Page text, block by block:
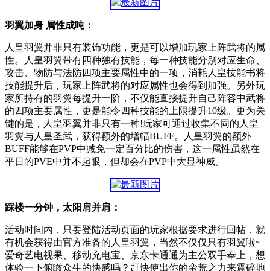
羽翼加身 属性成吨：
人皇羽翼并非只有装饰功能，更是可以增加玩家上阵武将的属
性。人皇羽翼带有四种独有技能，每一种技能分别对应生命、
攻击、物防与法防四项主要属性中的一项，消耗人皇技能书将
技能提升后，玩家上阵武将的对应属性也会得到加强。另外玩
家所持有的羽翼每提升一阶，不仅能直接提升自己阵容中武将
的四项主要属性，更是能令四种技能的上限提升10级。更为关
键的是，人皇羽翼并非只有一种!玩家可通过收集不同的人皇
羽翼与人皇圣武，获得额外的增幅BUFF。人皇羽翼的额外
BUFF能够在PVP中减免一定百分比的伤害，这一属性虽然在
平日的PVE中并不起眼，但却会在PVP中大显神威。
踩楼一分钟，太阳肩并肩：
活动时间内，只要登陆活动页面的玩家根据要求进行回帖，就
有机会获得由官方准备的人皇羽翼，当然不仅仅只有羽翼啦~
爱奇艺电视果、移动充电宝、京东卡通通为主公双手奉上，想
体验一下俯瞰众生的快感吗？赶快使出你的蛮荒之力来震碎地